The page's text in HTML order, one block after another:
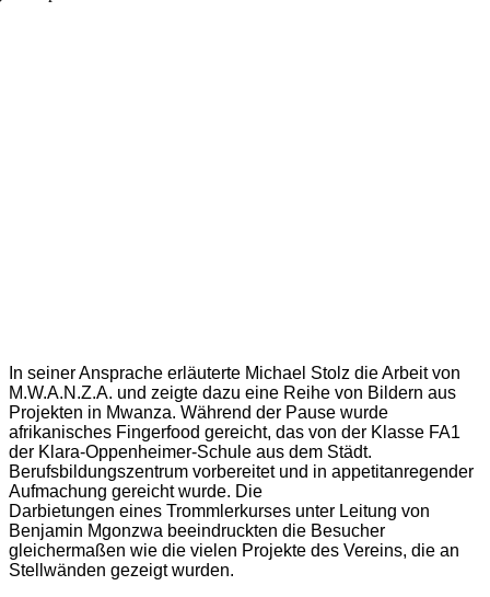
In seiner Ansprache erläuterte Michael Stolz die Arbeit von
M.W.A.N.Z.A. und zeigte dazu eine Reihe von Bildern aus
Projekten in Mwanza. Während der Pause wurde
afrikanisches Fingerfood gereicht, das von der Klasse FA1
der Klara-Oppenheimer-Schule aus dem Städt.
Berufsbildungszentrum vorbereitet und in appetitanregender
Aufmachung gereicht wurde. Die
Darbietungen eines Trommlerkurses unter Leitung von
Benjamin Mgonzwa beeindruckten die Besucher
gleichermaßen wie die vielen Projekte des Vereins, die an
Stellwänden gezeigt wurden.